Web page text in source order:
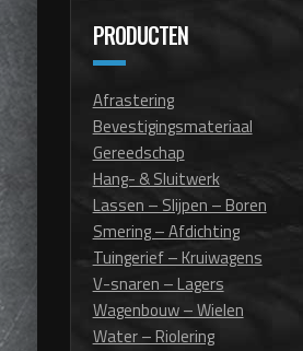
PRODUCTEN
Afrastering
Bevestigingsmateriaal
Gereedschap
Hang- & Sluitwerk
Lassen – Slijpen – Boren
Smering – Afdichting
Tuingerief – Kruiwagens
V-snaren – Lagers
Wagenbouw – Wielen
Water – Riolering